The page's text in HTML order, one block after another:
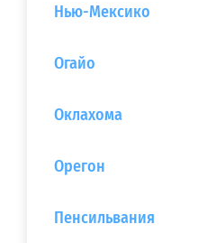
Нью-Мексико
Огайо
Оклахома
Орегон
Пенсильвания